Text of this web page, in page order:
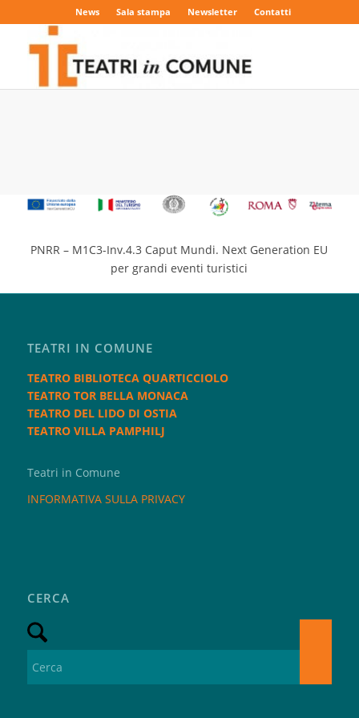
News Sala stampa Newsletter Contatti
PNRR – M1C3-Inv.4.3 Caput Mundi. Next Generation EU
per grandi eventi turistici
TEATRI IN COMUNE
TEATRO BIBLIOTECA QUARTICCIOLO
TEATRO TOR BELLA MONACA
TEATRO DEL LIDO DI OSTIA
TEATRO VILLA PAMPHILJ
Teatri in Comune
INFORMATIVA SULLA PRIVACY
CERCA